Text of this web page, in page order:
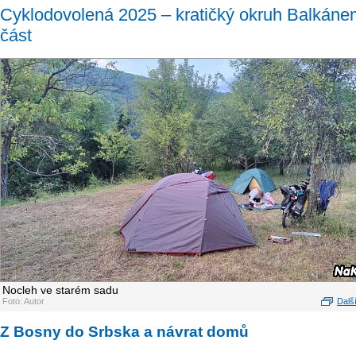
Cyklodovolená 2025 – kratičký okruh
část
Nocleh ve starém sadu
Foto: Autor
Z Bosny do Srbska a návrat domů